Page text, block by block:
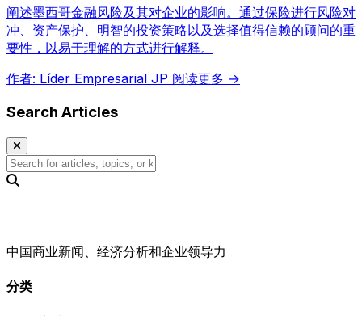
阐述墨西哥金融风险及其对企业的影响。通过保险进行风险对
冲、资产保护、明智的投资策略以及选择值得信赖的顾问的重
要性，以易于理解的方式进行解释。
作者: Líder Empresarial JP 阅读更多 →
Search Articles
中国商业新闻、经济分析和企业领导力
分类